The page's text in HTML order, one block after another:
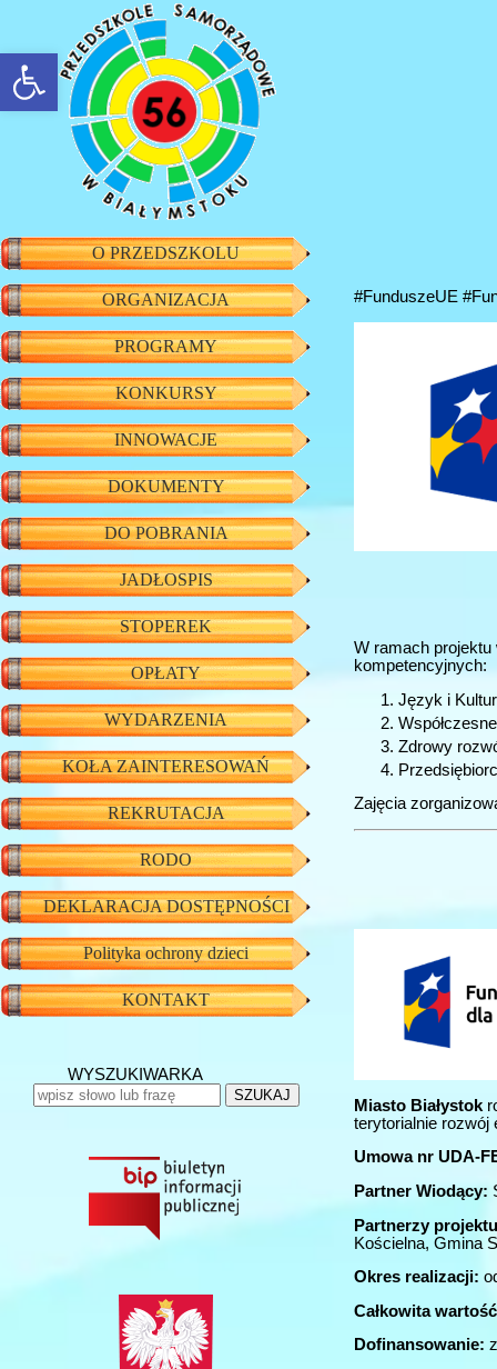
rozwiń/zwiń panel
O PRZEDSZKOLU
ORGANIZACJA
PROGRAMY
KONKURSY
INNOWACJE
DOKUMENTY
DO POBRANIA
JADŁOSPIS
STOPEREK
OPŁATY
WYDARZENIA
KOŁA ZAINTERESOWAŃ
REKRUTACJA
RODO
DEKLARACJA DOSTĘPNOŚCI
Polityka ochrony dzieci
KONTAKT
WYSZUKIWARKA
SZUKAJ
#FunduszeUE
W ramach
kompetencyjnych:
Język i
Zdrowy
Zajęcia
Miasto Białystok
terytorialnie rozwój
Umowa nr UDA-
Partner Wiodący:
Partnerzy
Kościelna, Gmina
Okres realizacji:
Całkowita
Dofinansowanie: